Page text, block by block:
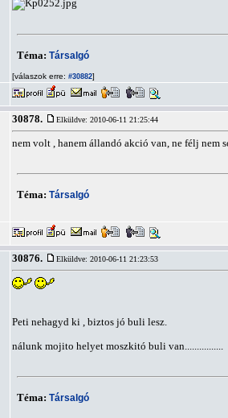
Téma: Társalgó
[válaszok erre: #30882]
30878. Elküldve: 2010-06-11 21:25:44
nem volt , hanem állandó akció van, ne félj nem
Téma: Társalgó
30876. Elküldve: 2010-06-11 21:23:53
Peti nehagyd ki , biztos jó buli lesz.
nálunk mojito helyet moszkitó buli van................
Téma: Társalgó